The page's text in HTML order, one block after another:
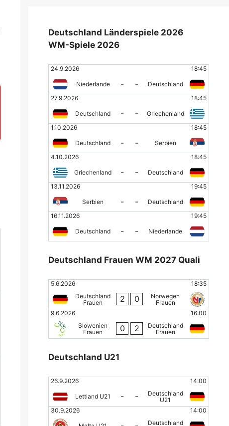
Deutschland Länderspiele 2026
WM-Spiele 2026
24.9.2026 18:45
Niederlande - -
Deutschland
27.9.2026
18:45
Deutschland - -
Griechenland
1.10.2026
18:45
Deutschland - -
Serbien
4.10.2026
18:45
Griechenland - -
Deutschland
13.11.2026
19:45
Serbien - -
Deutschland
16.11.2026
19:45
Deutschland - - Niederlande
Deutschland Frauen WM 2027 Quali
5.6.2026
18:35
Deutschland
Frauen
2 0
Norwegen
Frauen
9.6.2026
16:00
Slowenien
Frauen
0 2
Deutschland
Frauen
Deutschland U21
26.9.2026 14:00
Lettland U21 - -
Deutschland
U21
30.9.2026
14:00
Deutschland